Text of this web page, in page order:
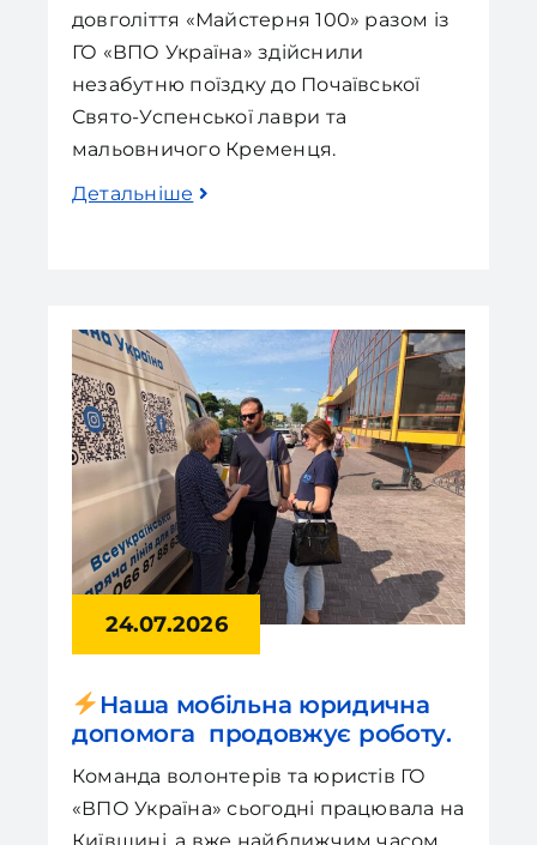
довголіття «Майстерня 100» разом із
ГО «ВПО Україна» здійснили
незабутню поїздку до Почаївської
Свято-Успенської лаври та
мальовничого Кременця.
Детальніше
24.07.2026
Наша мобільна юридична
допомога продовжує роботу.
Команда волонтерів та юристів ГО
«ВПО Україна» сьогодні працювала на